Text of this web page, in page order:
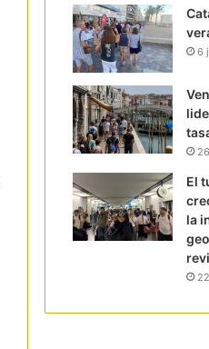
6
El
la